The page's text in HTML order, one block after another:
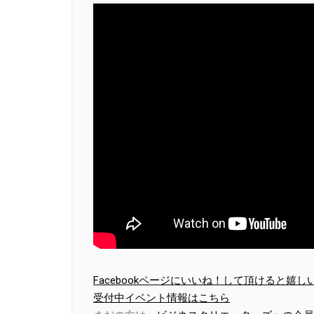
Facebookページにいいね！して頂けると嬉し
受付中イベント情報はこちら